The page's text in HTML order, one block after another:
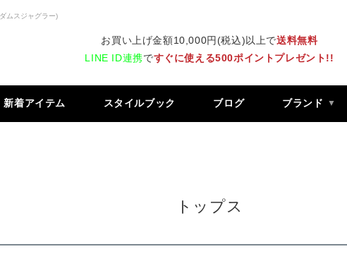
ムスジャグラー)
お買い上げ金額10,000円(税込)以上で送料無料
LINE ID連携ですぐに使える500ポイントプレゼント!!
新着アイテム スタイルブック ブログ ブランド
トップス